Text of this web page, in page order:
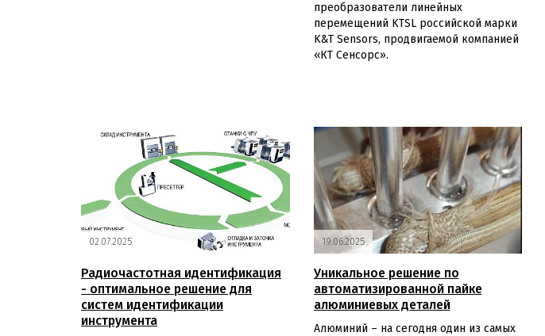
преобразователи линейных
перемещений KTSL российской марки
K&T Sensors, продвигаемой компанией
«КТ Сенсорс».
02.07.2025
Радиочастотная идентификация
- оптимальное решение для
систем идентификации
инструмента
19.06.2025
Уникальное решение по
автоматизированной пайке
алюминиевых деталей
Алюминий – на сегодня один из самых